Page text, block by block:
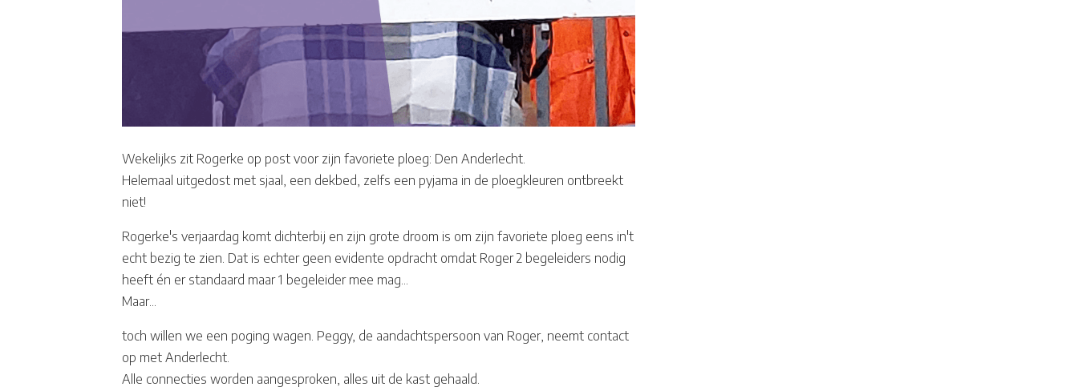
Wekelijks zit Rogerke op post voor zijn favoriete ploeg: Den Anderlecht.
Helemaal uitgedost met sjaal, een dekbed, zelfs een pyjama in de ploegkleuren ontbreekt
niet!
Rogerke's verjaardag komt dichterbij en zijn grote droom is om zijn favoriete ploeg eens in't
echt bezig te zien. Dat is echter geen evidente opdracht omdat Roger 2 begeleiders nodig
heeft én er standaard maar 1 begeleider mee mag...
Maar...
toch willen we een poging wagen. Peggy, de aandachtspersoon van Roger, neemt contact
op met Anderlecht.
Alle connecties worden aangesproken, alles uit de kast gehaald.